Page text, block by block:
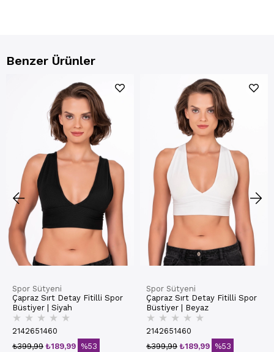
Benzer Ürünler
Spor Sütyeni
Çapraz Sırt Detay Fitilli Spor
Büstiyer | Siyah
★ ★ ★ ★ ★
2142651460
₺189,99
₺399,99 %53
Spor Sütyeni
Çapraz Sırt Detay Fitilli Spor
Büstiyer | Beyaz
★ ★ ★ ★ ★
2142651460
₺189,99
₺399,99 %53